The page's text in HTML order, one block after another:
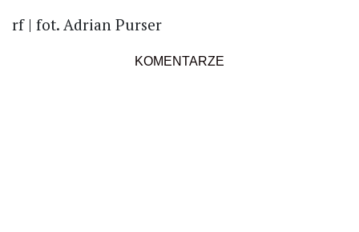
rf | fot. Adrian Purser
KOMENTARZE